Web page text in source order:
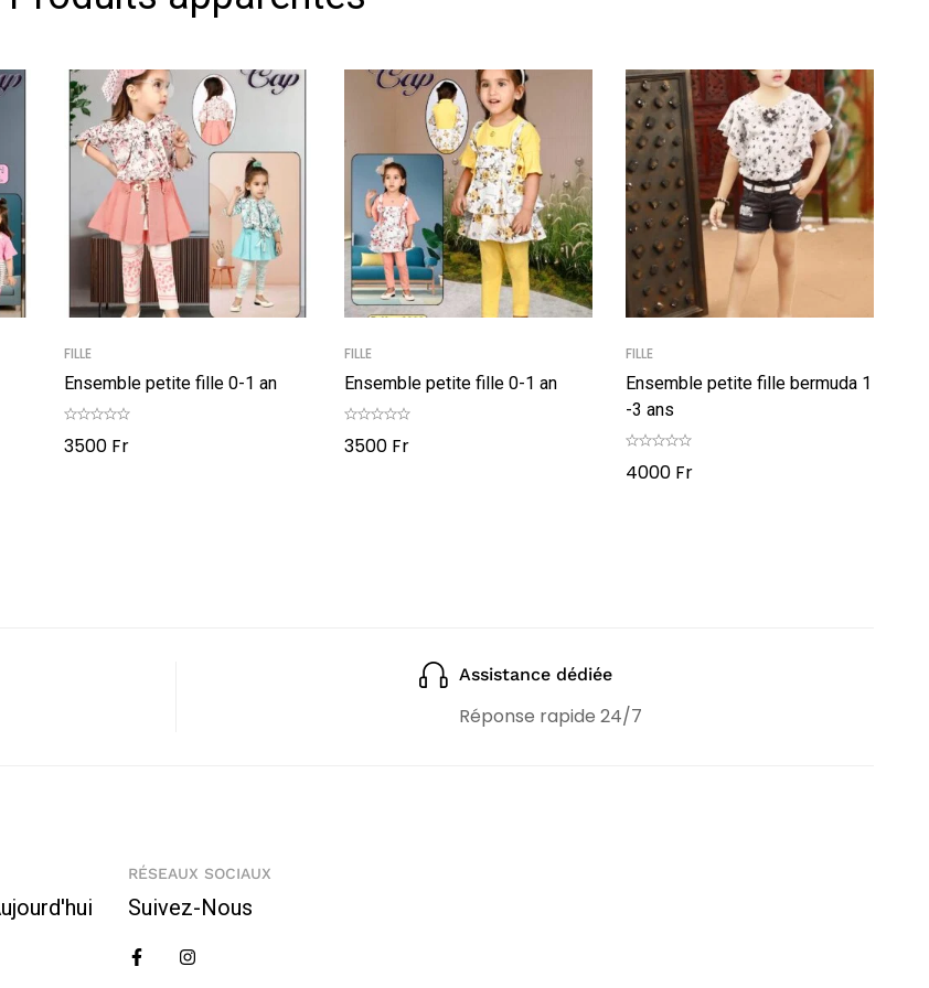
FILLE
Ensemble petite fille 0-1 an
3500 Fr
FILLE
Ensemble petite fille 0-1 an
3500 Fr
FILLE
Ensemble petite fille bermuda 1
-3 ans
4000 Fr
Assistance dédiée
Réponse rapide 24/7
RÉSEAUX SOCIAUX
Suivez-Nous